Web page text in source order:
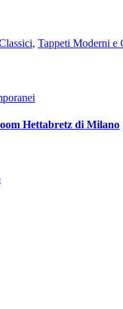
, Tappeti Moderni e
Hettabretz di Milano